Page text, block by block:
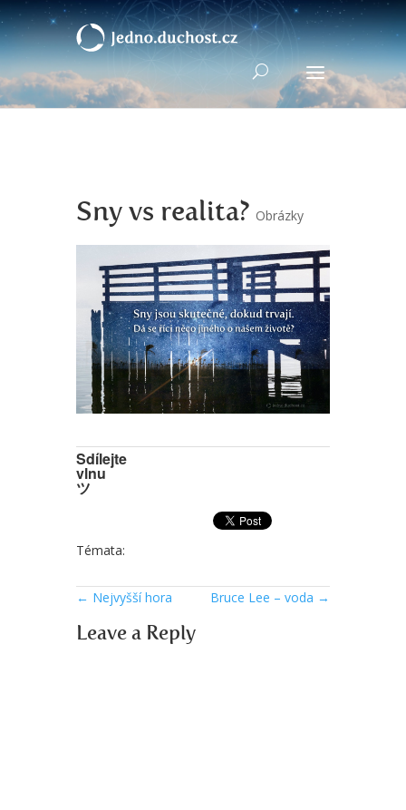
Sny vs realita? Obrázky
Sdílejte
vlnu
ツ
Témata:
← Nejvyšší hora Bruce Lee – voda →
Leave a Reply